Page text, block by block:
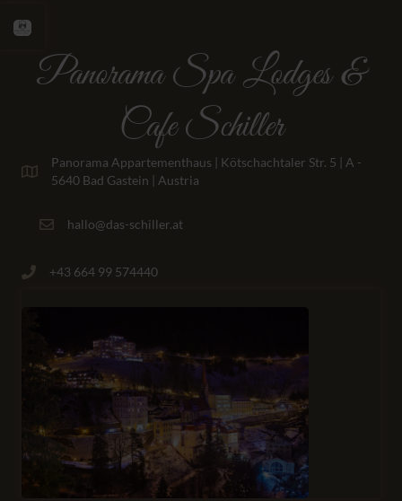
Panorama Spa Lodges &
Cafe Schiller
Panorama Appartementhaus | Kötschachtaler Str. 5 | A -
5640 Bad Gastein | Austria
hallo@das-schiller.at
+43 664 99 574440